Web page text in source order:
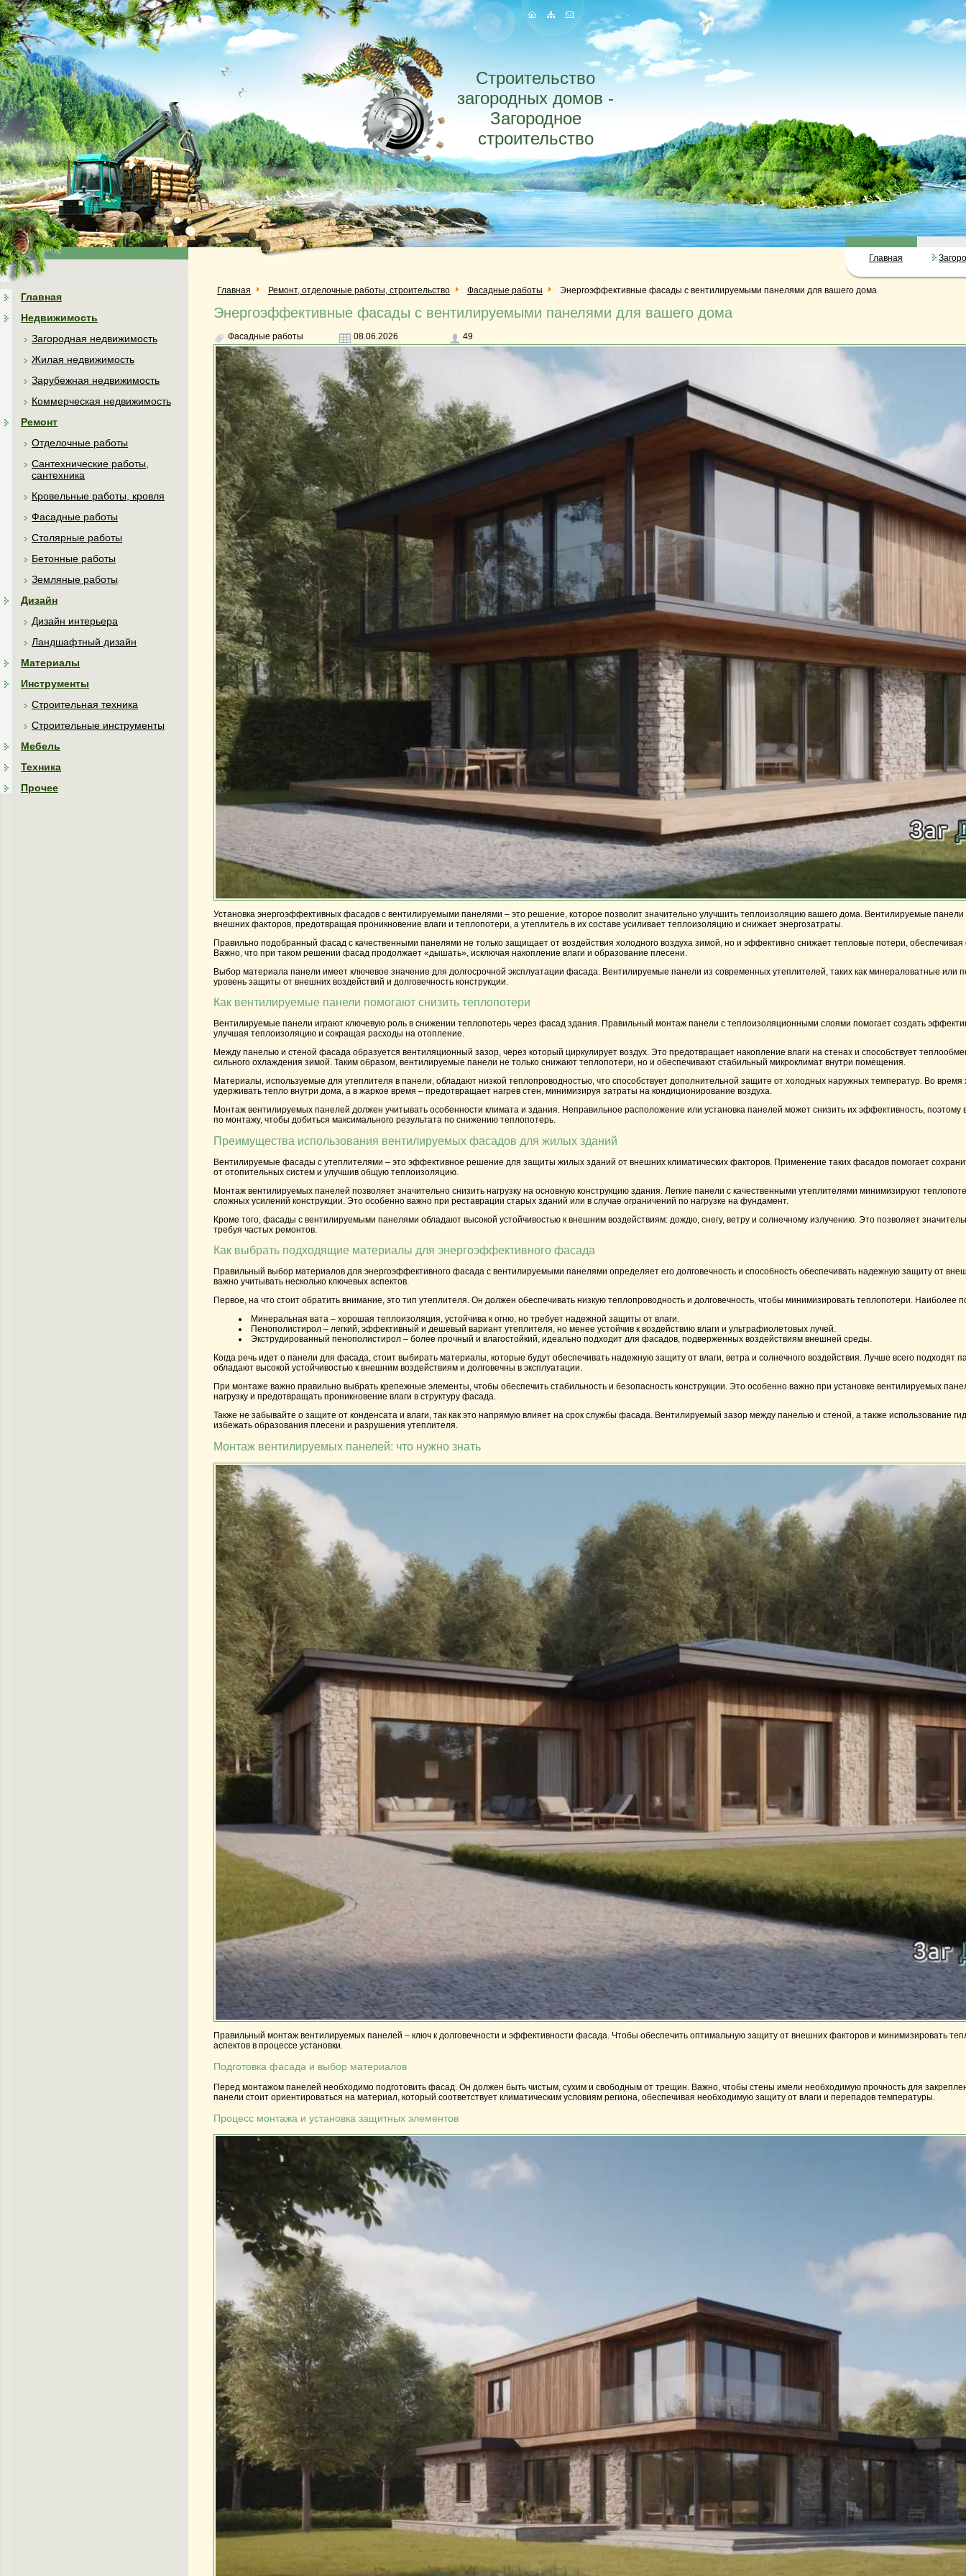
Строительство
загородных домов -
Загородное
строительство
Главная
Главная
Недвижимость
Загородная недвижимость
Жилая недвижимость
Зарубежная недвижимость
Коммерческая недвижимость
Ремонт
Отделочные работы
Сантехнические работы,
сантехника
Кровельные работы, кровля
Фасадные работы
Столярные работы
Бетонные работы
Земляные работы
Дизайн
Дизайн интерьера
Ландшафтный дизайн
Материалы
Инструменты
Строительная техника
Строительные инструменты
Мебель
Техника
Прочее
Главная Ремонт, отделочные работы, строительство Фасадные работы Энергоэффективные фасады с вентилируемыми панелями для вашего дома
Энергоэффективные фасады с вентилируемыми панелями для вашего дома
Фасадные работы 08.06.2026 49
Установка энергоэффективных фасадов с вентилируемыми панелями – это решение, которое позволит значительно улучшить теплоизоляцию вашего дома. Вентилируемые
внешних факторов, предотвращая проникновение влаги и теплопотери, а утеплитель в их составе усиливает теплоизоляцию и снижает энергозатраты.
Правильно подобранный фасад с качественными панелями не только защищает от воздействия холодного воздуха зимой, но и эффективно снижает тепловые потери,
Важно, что при таком решении фасад продолжает «дышать», исключая накопление влаги и образование плесени.
Выбор материала панели имеет ключевое значение для долгосрочной эксплуатации фасада. Вентилируемые панели из современных утеплителей, таких как минераловатные или
уровень защиты от внешних воздействий и долговечность конструкции.
Как вентилируемые панели помогают снизить теплопотери
Вентилируемые панели играют ключевую роль в снижении теплопотерь через фасад здания. Правильный монтаж панели с теплоизоляционными слоями помогает создать
улучшая теплоизоляцию и сокращая расходы на отопление.
Между панелью и стеной фасада образуется вентиляционный зазор, через который циркулирует воздух. Это предотвращает накопление влаги на стенах и способствует
сильного охлаждения зимой. Таким образом, вентилируемые панели не только снижают теплопотери, но и обеспечивают стабильный микроклимат внутри помещения.
Материалы, используемые для утеплителя в панели, обладают низкой теплопроводностью, что способствует дополнительной защите от холодных наружных температур. Во время
удерживать тепло внутри дома, а в жаркое время – предотвращает нагрев стен, минимизируя затраты на кондиционирование воздуха.
Монтаж вентилируемых панелей должен учитывать особенности климата и здания. Неправильное расположение или установка панелей может снизить их эффективность, поэтому
по монтажу, чтобы добиться максимального результата по снижению теплопотерь.
Преимущества использования вентилируемых фасадов для жилых зданий
Вентилируемые фасады с утеплителями – это эффективное решение для защиты жилых зданий от внешних климатических факторов. Применение таких фасадов помогает
от отопительных систем и улучшив общую теплоизоляцию.
Монтаж вентилируемых панелей позволяет значительно снизить нагрузку на основную конструкцию здания. Легкие панели с качественными утеплителями минимизируют
сложных усилений конструкции. Это особенно важно при реставрации старых зданий или в случае ограничений по нагрузке на фундамент.
Кроме того, фасады с вентилируемыми панелями обладают высокой устойчивостью к внешним воздействиям: дождю, снегу, ветру и солнечному излучению. Это позволяет
требуя частых ремонтов.
Как выбрать подходящие материалы для энергоэффективного фасада
Правильный выбор материалов для энергоэффективного фасада с вентилируемыми панелями определяет его долговечность и способность обеспечивать надежную защиту от
важно учитывать несколько ключевых аспектов.
Первое, на что стоит обратить внимание, это тип утеплителя. Он должен обеспечивать низкую теплопроводность и долговечность, чтобы минимизировать теплопотери. Наиболее
Минеральная вата – хорошая теплоизоляция, устойчива к огню, но требует надежной защиты от влаги.
Пенополистирол – легкий, эффективный и дешевый вариант утеплителя, но менее устойчив к воздействию влаги и ультрафиолетовых лучей.
Экструдированный пенополистирол – более прочный и влагостойкий, идеально подходит для фасадов, подверженных воздействиям внешней среды.
Когда речь идет о панели для фасада, стоит выбирать материалы, которые будут обеспечивать надежную защиту от влаги, ветра и солнечного воздействия. Лучше всего
обладают высокой устойчивостью к внешним воздействиям и долговечны в эксплуатации.
При монтаже важно правильно выбрать крепежные элементы, чтобы обеспечить стабильность и безопасность конструкции. Это особенно важно при установке вентилируемых
нагрузку и предотвращать проникновение влаги в структуру фасада.
Также не забывайте о защите от конденсата и влаги, так как это напрямую влияет на срок службы фасада. Вентилируемый зазор между панелью и стеной, а также использование
избежать образования плесени и разрушения утеплителя.
Монтаж вентилируемых панелей: что нужно знать
Правильный монтаж вентилируемых панелей – ключ к долговечности и эффективности фасада. Чтобы обеспечить оптимальную защиту от внешних факторов и минимизировать
аспектов в процессе установки.
Подготовка фасада и выбор материалов
Перед монтажом панелей необходимо подготовить фасад. Он должен быть чистым, сухим и свободным от трещин. Важно, чтобы стены имели необходимую прочность для
панели стоит ориентироваться на материал, который соответствует климатическим условиям региона, обеспечивая необходимую защиту от влаги и перепадов температуры.
Процесс монтажа и установка защитных элементов